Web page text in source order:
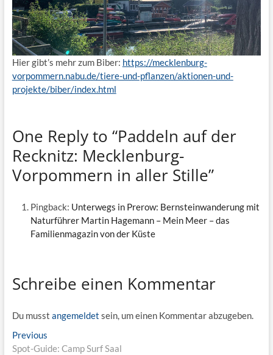
Hier gibt’s mehr zum Biber: https://mecklenburg-
vorpommern.nabu.de/tiere-und-pflanzen/aktionen-und-
projekte/biber/index.html
One Reply to “Paddeln auf der
Recknitz: Mecklenburg-
Vorpommern in aller Stille”
Pingback: Unterwegs in Prerow: Bernsteinwanderung mit
Naturführer Martin Hagemann – Mein Meer – das
Familienmagazin von der Küste
Schreibe einen Kommentar
Du musst angemeldet sein, um einen Kommentar abzugeben.
Beitragsnavigation
PreviousPrevious
post:
Spot-Guide: Camp Surf Saal